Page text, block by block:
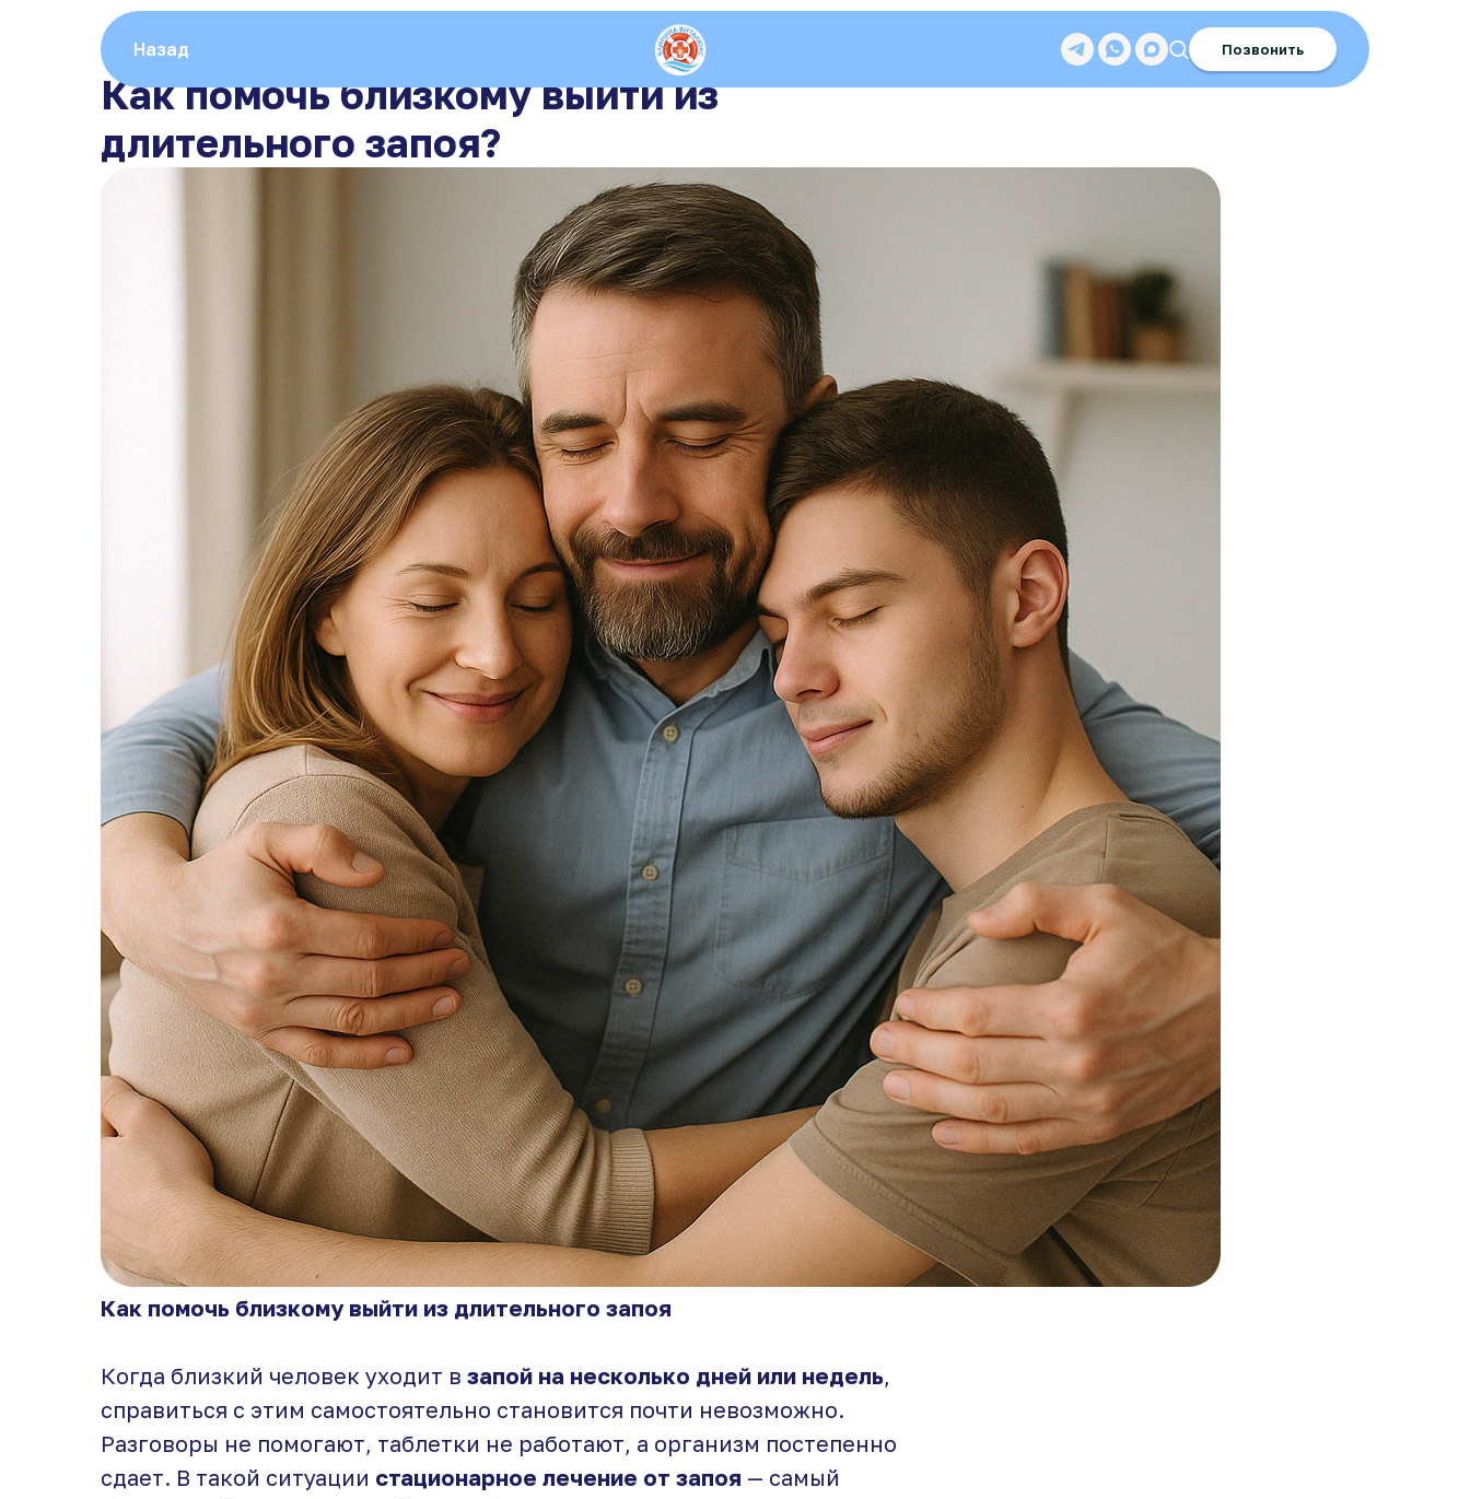
Назад Позвонить
Как помочь близкому выйти из
длительного запоя?
Как помочь близкому выйти из длительного запоя
Когда близкий человек уходит в запой на несколько дней или недель,
справиться с этим самостоятельно становится почти невозможно.
Разговоры не помогают, таблетки не работают, а организм постепенно
сдает. В такой ситуации стационарное лечение от запоя — самый